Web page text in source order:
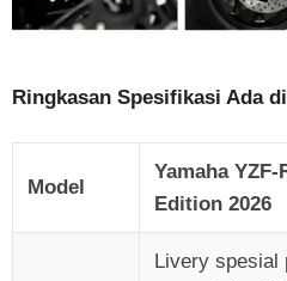
Ringkasan Spesifikasi Ada
Model
Yamaha
Edition 2026
Livery spesial